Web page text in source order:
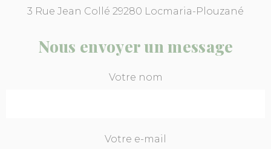
3 Rue Jean Collé 29280 Locmaria-Plouzané
Nous envoyer un message
Votre nom
Votre e-mail